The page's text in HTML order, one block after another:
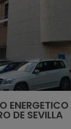
ENERGETICO
DE SEVILLA